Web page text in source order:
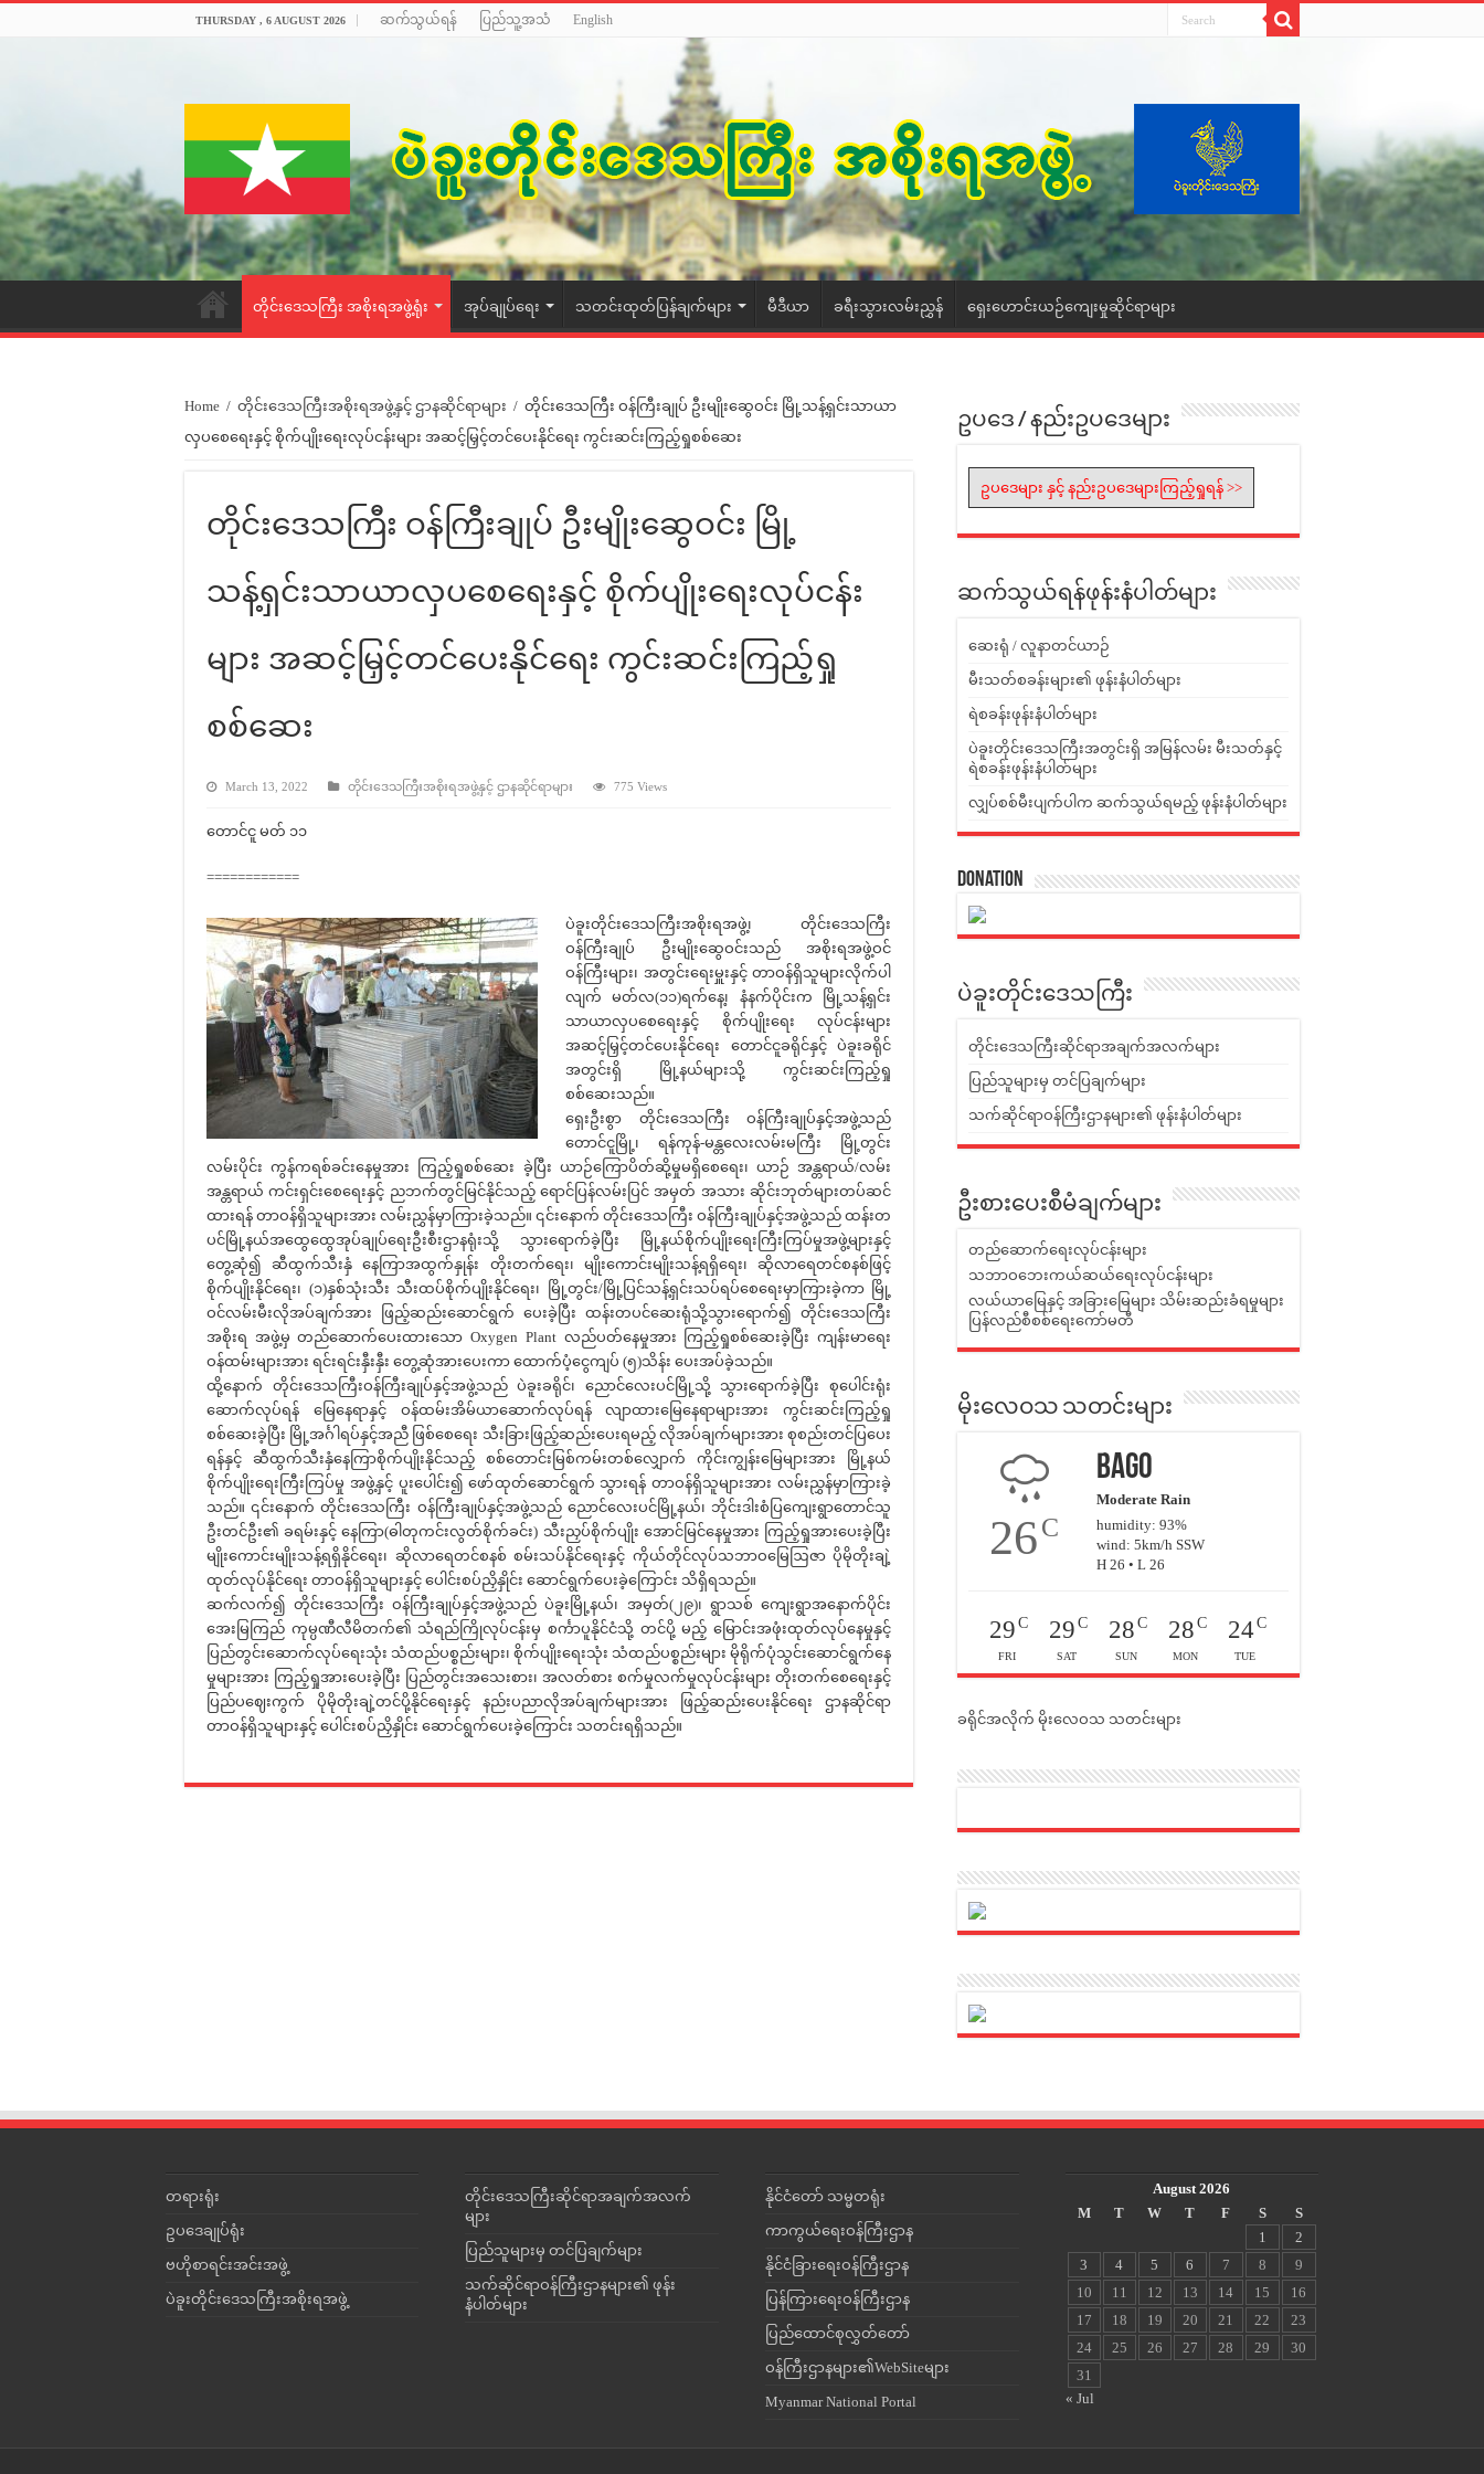
THURSDAY , 6 AUGUST 2026 ဆက်သွယ်ရန် ပြည်သူ့အသံ English
တိုင်းဒေသကြီး အစိုးရအဖွဲ့ရုံး အုပ်ချုပ်ရေး သတင်းထုတ်ပြန်ချက်များ မီဒီယာ ခရီးသွားလမ်းညွှန် ရှေးဟောင်းယဉ်ကျေးမှုဆိုင်ရာများ
Home / တိုင်းဒေသကြီးအစိုးရအဖွဲ့နှင့် ဌာနဆိုင်ရာများ / တိုင်းဒေသကြီး ဝန်ကြီးချုပ် ဦးမျိုးဆွေဝင်း မြို့သန့်ရှင်းသာယာ
လှပစေရေးနှင့် စိုက်ပျိုးရေးလုပ်ငန်းများ အဆင့်မြှင့်တင်ပေးနိုင်ရေး ကွင်းဆင်းကြည့်ရှုစစ်ဆေး
တိုင်းဒေသကြီး ဝန်ကြီးချုပ် ဦးမျိုးဆွေဝင်း မြို့
သန့်ရှင်းသာယာလှပစေရေးနှင့် စိုက်ပျိုးရေးလုပ်ငန်း
များ အဆင့်မြှင့်တင်ပေးနိုင်ရေး ကွင်းဆင်းကြည့်ရှု
စစ်ဆေး
March 13, 2022 တိုင်းဒေသကြီးအစိုးရအဖွဲ့နှင့် ဌာနဆိုင်ရာများ 775 Views
တောင်ငူ မတ် ၁၁
============
ပဲခူးတိုင်းဒေသကြီးအစိုးရအဖွဲ့၊ တိုင်းဒေသကြီး
ဝန်ကြီးချုပ် ဦးမျိုးဆွေဝင်းသည် အစိုးရအဖွဲ့ဝင်
ဝန်ကြီးများ၊ အတွင်းရေးမှူးနှင့် တာဝန်ရှိသူများလိုက်ပါ
လျက် မတ်လ(၁၁)ရက်နေ့၊ နံနက်ပိုင်းက မြို့သန့်ရှင်း
သာယာလှပစေရေးနှင့် စိုက်ပျိုးရေး လုပ်ငန်းများ
အဆင့်မြှင့်တင်ပေးနိုင်ရေး တောင်ငူခရိုင်နှင့် ပဲခူးခရိုင်
အတွင်းရှိ မြို့နယ်များသို့ ကွင်းဆင်းကြည့်ရှု
စစ်ဆေးသည်။
ရှေးဦးစွာ တိုင်းဒေသကြီး ဝန်ကြီးချုပ်နှင့်အဖွဲ့သည်
တောင်ငူမြို့၊ ရန်ကုန်-မန္တလေးလမ်းမကြီး မြို့တွင်း
လမ်းပိုင်း ကွန်ကရစ်ခင်းနေမှုအား ကြည့်ရှုစစ်ဆေး ခဲ့ပြီး ယာဉ်ကြောပိတ်ဆို့မှုမရှိစေရေး၊ ယာဉ် အန္တရာယ်/လမ်း
အန္တရာယ် ကင်းရှင်းစေရေးနှင့် ညဘက်တွင်မြင်နိုင်သည့် ရောင်ပြန်လမ်းပြင် အမှတ် အသား ဆိုင်းဘုတ်များတပ်ဆင်
ထားရန် တာဝန်ရှိသူများအား လမ်းညွှန်မှာကြားခဲ့သည်။ ၎င်းနောက် တိုင်းဒေသကြီး ဝန်ကြီးချုပ်နှင့်အဖွဲ့သည် ထန်းတ
ပင်မြို့နယ်အထွေထွေအုပ်ချုပ်ရေးဦးစီးဌာနရုံးသို့ သွားရောက်ခဲ့ပြီး မြို့နယ်စိုက်ပျိုးရေးကြီးကြပ်မှုအဖွဲ့များနှင့်
တွေ့ဆုံ၍ ဆီထွက်သီးနှံ နေကြာအထွက်နှုန်း တိုးတက်ရေး၊ မျိုးကောင်းမျိုးသန့်ရရှိရေး၊ ဆိုလာရေတင်စနစ်ဖြင့်
စိုက်ပျိုးနိုင်ရေး၊ (၁)နှစ်သုံးသီး သီးထပ်စိုက်ပျိုးနိုင်ရေး၊ မြို့တွင်း/မြို့ပြင်သန့်ရှင်းသပ်ရပ်စေရေးမှာကြားခဲ့ကာ မြို့
ဝင်လမ်းမီးလိုအပ်ချက်အား ဖြည့်ဆည်းဆောင်ရွက် ပေးခဲ့ပြီး ထန်းတပင်ဆေးရုံသို့သွားရောက်၍ တိုင်းဒေသကြီး
အစိုးရ အဖွဲ့မှ တည်ဆောက်ပေးထားသော Oxygen Plant လည်ပတ်နေမှုအား ကြည့်ရှုစစ်ဆေးခဲ့ပြီး ကျန်းမာရေး
ဝန်ထမ်းများအား ရင်းရင်းနှီးနှီး တွေ့ဆုံအားပေးကာ ထောက်ပံ့ငွေကျပ် (၅)သိန်း ပေးအပ်ခဲ့သည်။
ထို့နောက် တိုင်းဒေသကြီးဝန်ကြီးချုပ်နှင့်အဖွဲ့သည် ပဲခူးခရိုင်၊ ညောင်လေးပင်မြို့သို့ သွားရောက်ခဲ့ပြီး စုပေါင်းရုံး
ဆောက်လုပ်ရန် မြေနေရာနှင့် ဝန်ထမ်းအိမ်ယာဆောက်လုပ်ရန် လျာထားမြေနေရာများအား ကွင်းဆင်းကြည့်ရှု
စစ်ဆေးခဲ့ပြီး မြို့အင်္ဂါရပ်နှင့်အညီ ဖြစ်စေရေး သီးခြားဖြည့်ဆည်းပေးရမည့် လိုအပ်ချက်များအား စုစည်းတင်ပြပေး
ရန်နှင့် ဆီထွက်သီးနှံနေကြာစိုက်ပျိုးနိုင်သည့် စစ်တောင်းမြစ်ကမ်းတစ်လျှောက် ကိုင်းကျွန်းမြေများအား မြို့နယ်
စိုက်ပျိုးရေးကြီးကြပ်မှု အဖွဲ့နှင့် ပူးပေါင်း၍ ဖော်ထုတ်ဆောင်ရွက် သွားရန် တာဝန်ရှိသူများအား လမ်းညွှန်မှာကြားခဲ့
သည်။ ၎င်းနောက် တိုင်းဒေသကြီး ဝန်ကြီးချုပ်နှင့်အဖွဲ့သည် ညောင်လေးပင်မြို့နယ်၊ ဘိုင်းဒါးစံပြကျေးရွာတောင်သူ
ဦးတင်ဦး၏ ခရမ်းနှင့် နေကြာ(ဓါတုကင်းလွတ်စိုက်ခင်း) သီးညှပ်စိုက်ပျိုး အောင်မြင်နေမှုအား ကြည့်ရှုအားပေးခဲ့ပြီး
မျိုးကောင်းမျိုးသန့်ရရှိနိုင်ရေး၊ ဆိုလာရေတင်စနစ် စမ်းသပ်နိုင်ရေးနှင့် ကိုယ်တိုင်လုပ်သဘာဝမြေဩဇာ ပိုမိုတိုးချဲ့
ထုတ်လုပ်နိုင်ရေး တာဝန်ရှိသူများနှင့် ပေါင်းစပ်ညှိနှိုင်း ဆောင်ရွက်ပေးခဲ့ကြောင်း သိရှိရသည်။
ဆက်လက်၍ တိုင်းဒေသကြီး ဝန်ကြီးချုပ်နှင့်အဖွဲ့သည် ပဲခူးမြို့နယ်၊ အမှတ်(၂၉)၊ ရွာသစ် ကျေးရွာအနောက်ပိုင်း
အေးမြကြည် ကုမ္ပဏီလီမိတက်၏ သံရည်ကြိုလုပ်ငန်းမှ စင်္ကာပူနိုင်ငံသို့ တင်ပို့ မည့် မြောင်းအဖုံးထုတ်လုပ်နေမှုနှင့်
ပြည်တွင်းဆောက်လုပ်ရေးသုံး သံထည်ပစ္စည်းများ၊ စိုက်ပျိုးရေးသုံး သံထည်ပစ္စည်းများ မိုရိုက်ပုံသွင်းဆောင်ရွက်နေ
မှုများအား ကြည့်ရှုအားပေးခဲ့ပြီး ပြည်တွင်းအသေးစား၊ အလတ်စား စက်မှုလက်မှုလုပ်ငန်းများ တိုးတက်စေရေးနှင့်
ပြည်ပဈေးကွက် ပိုမိုတိုးချဲ့တင်ပို့နိုင်ရေးနှင့် နည်းပညာလိုအပ်ချက်များအား ဖြည့်ဆည်းပေးနိုင်ရေး ဌာနဆိုင်ရာ
တာဝန်ရှိသူများနှင့် ပေါင်းစပ်ညှိနှိုင်း ဆောင်ရွက်ပေးခဲ့ကြောင်း သတင်းရရှိသည်။
ဥပဒေ / နည်းဥပဒေများ
ဥပဒေများ နှင့် နည်းဥပဒေများကြည့်ရှုရန် >>
ဆက်သွယ်ရန်ဖုန်းနံပါတ်များ
ဆေးရုံ / လူနာတင်ယာဉ်
မီးသတ်စခန်းများ၏ ဖုန်းနံပါတ်များ
ရဲစခန်းဖုန်းနံပါတ်များ
ပဲခူးတိုင်းဒေသကြီးအတွင်းရှိ အမြန်လမ်း မီးသတ်နှင့်
ရဲစခန်းဖုန်းနံပါတ်များ
လျှပ်စစ်မီးပျက်ပါက ဆက်သွယ်ရမည့် ဖုန်းနံပါတ်များ
Donation
ပဲခူးတိုင်းဒေသကြီး
တိုင်းဒေသကြီးဆိုင်ရာအချက်အလက်များ
ပြည်သူများမှ တင်ပြချက်များ
သက်ဆိုင်ရာဝန်ကြီးဌာနများ၏ ဖုန်းနံပါတ်များ
ဦးစားပေးစီမံချက်များ
တည်ဆောက်ရေးလုပ်ငန်းများ
သဘာဝဘေးကယ်ဆယ်ရေးလုပ်ငန်းများ
လယ်ယာမြေနှင့် အခြားမြေများ သိမ်းဆည်းခံရမှုများ
ပြန်လည်စီစစ်ရေးကော်မတီ
မိုးလေဝသ သတင်းများ
26C
Bago
Moderate Rain
humidity: 93%
wind: 5km/h SSW
H 26 • L 26
29 C
FRI
29 C
SAT
28 C
SUN
28 C
MON
24C
TUE
ခရိုင်အလိုက် မိုးလေဝသ သတင်းများ
တရားရုံး
ဥပဒေချုပ်ရုံး
ဗဟိုစာရင်းအင်းအဖွဲ့
ပဲခူးတိုင်းဒေသကြီးအစိုးရအဖွဲ့
တိုင်းဒေသကြီးဆိုင်ရာအချက်အလက်
များ
ပြည်သူများမှ တင်ပြချက်များ
သက်ဆိုင်ရာဝန်ကြီးဌာနများ၏ ဖုန်း
နံပါတ်များ
နိုင်ငံတော် သမ္မတရုံး
ကာကွယ်ရေးဝန်ကြီးဌာန
နိုင်ငံခြားရေးဝန်ကြီးဌာန
ပြန်ကြားရေးဝန်ကြီးဌာန
ပြည်ထောင်စုလွှတ်တော်
ဝန်ကြီးဌာနများ၏WebSiteများ
Myanmar National Portal
August 2026
M
T W T F S
S
1
2
3
4 5 6 7 8
9
10
11 12 13 14 15
16
17
18 19 20 21 22
23
24
25 26 27 28 29
30
31
« Jul